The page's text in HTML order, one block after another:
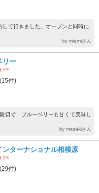
て行きました。オープンと同時に
by miemiさん
リー
2％
(15件)
切で、ブルーベリーも甘くて美味し
by masakiさん
ンターナショナル相模原
2％
(29件)